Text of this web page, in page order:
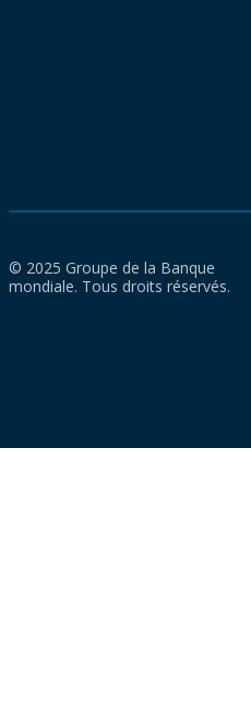
© 2025 Groupe de la Banque
mondiale. Tous droits réservés.